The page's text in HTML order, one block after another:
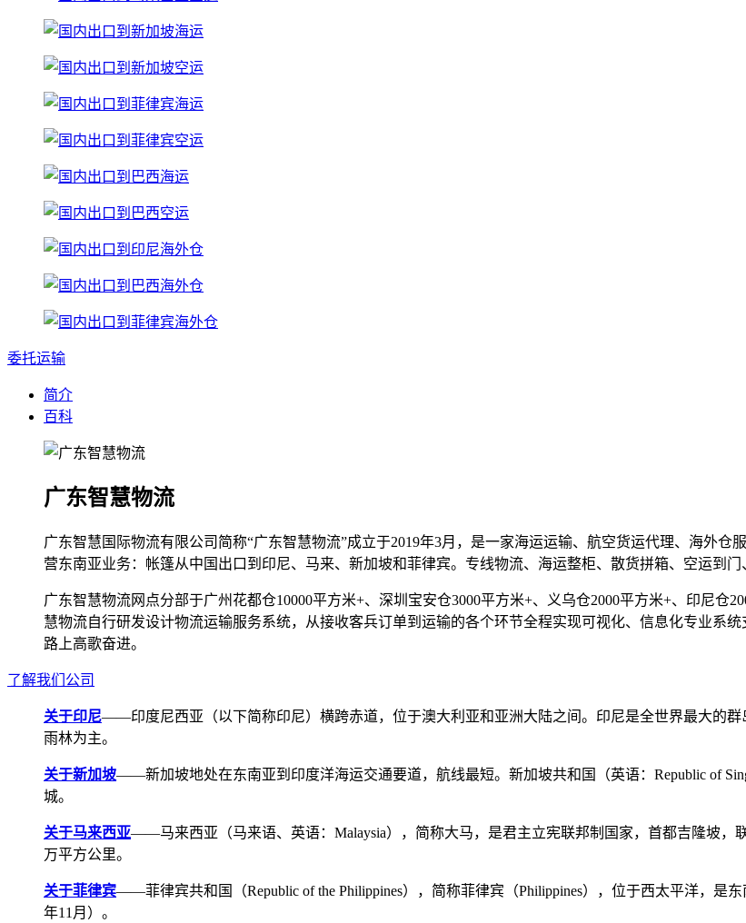
委托运输
简介
百科
广东智慧物流
广东智慧国际物流有限公司简称“广东智慧物流”成立于2019年3月，是一家海运运输、航空货运代理、海外
营东南亚业务：帐篷从中国出口到印尼、马来、新加坡和菲律宾。专线物流、海运整柜、散货拼箱、空运到
广东智慧物流网点分部于广州花都仓10000平方米+、深圳宝安仓3000平方米+、义乌仓2000平方米+、印尼仓
慧物流自行研发设计物流运输服务系统，从接收客兵订单到运输的各个环节全程实现可视化、信息化专业系
路上高歌奋进。
了解我们公司
关于印尼——印度尼西亚（以下简称印尼）横跨赤道，位于澳大利亚和亚洲大陆之间。印尼是全世界最大的
雨林为主。
关于新加坡——新加坡地处在东南亚到印度洋海运交通要道，航线最短。新加坡共和国（英语：Republic of
城。
关于马来西亚——马来西亚（马来语、英语：Malaysia），简称大马，是君主立宪联邦制国家，首都吉隆坡，
万平方公里。
关于菲律宾——菲律宾共和国（Republic of the Philippines），简称菲律宾（Philippines），位于西太平洋，是
年11月）。